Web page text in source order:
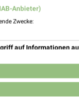
❯
Anbieter)
Zwecke:
auf Informationen
Daten zur Auswahl von
für personalisierte